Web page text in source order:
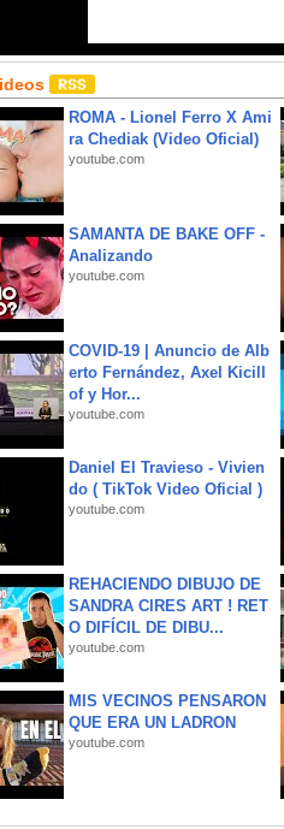
ROMA - Lionel Ferro X Ami
ra Chediak (Video Oficial)
youtube.com
SAMANTA DE BAKE OFF -
Analizando
youtube.com
COVID-19 | Anuncio de Alb
erto Fernández, Axel Kicill
of y Hor...
youtube.com
Daniel El Travieso - Vivien
do ( TikTok Video Oficial )
youtube.com
REHACIENDO DIBUJO DE
SANDRA CIRES ART ! RET
O DIFÍCIL DE DIBU...
youtube.com
MIS VECINOS PENSARON
QUE ERA UN LADRON
youtube.com